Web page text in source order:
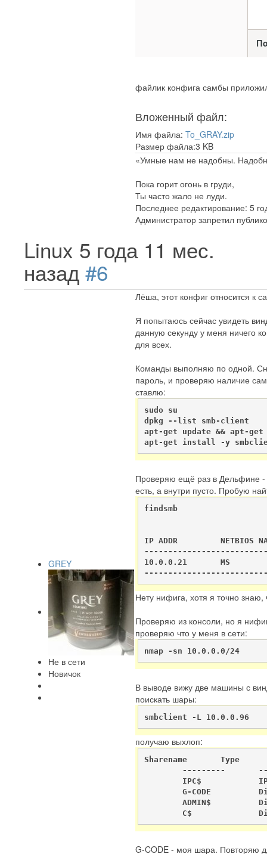
файлик конфига самбы
Вложенный файл:
Имя файла: To_GRAY.zip
Размер файла:3 KB
«Умные нам не надобны.
Пока горит огонь в груди,
Ты часто жало не луди.
Последнее редактирование: 5
Администратор запретил
Linux 5 года 11 мес.
назад #6
GREY
Не в сети
Новичок
Лёша, этот конфиг относится к
Я попытаюсь сейчас увидеть
данную секунду у меня ничего
для всех.
Команды выполняю по одной.
пароль, и проверяю наличие
ставлю:
sudo su
dpkg --list smb-client
apt-get update && apt-get
apt-get install -y
Проверяю ещё раз в Дельфине -
есть, а внутри пусто. Пробую
findsmb
IP ADDR         NETBIOS
10.0.0.21       MS
Нету нифига, хотя я точно знаю,
Проверяю из консоли, но я
проверяю что у меня в сети:
nmap -sn 10.0.0.0/24
В выводе вижу две машины с
поискать шары:
smbclient -L 10.0.0.96
получаю выхлоп:
Sharename       Type
---------
IPC$
G-CODE
ADMIN$
C$
G-CODE - моя шара. Повторяю